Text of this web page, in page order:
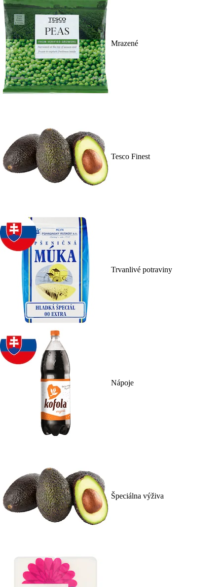
Mrazené
Tesco Finest
Trvanlivé potraviny
Nápoje
Špeciálna výživa